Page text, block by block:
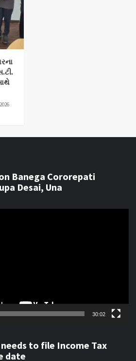
Banega Cororepati
Desai, Una
30:02
to file Income Tax
date